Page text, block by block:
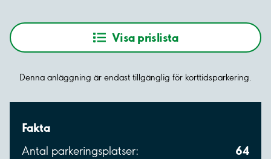
Visa prislista
Denna anläggning är endast tillgänglig för korttidsparkering.
Fakta
Antal parkeringsplatser: 64